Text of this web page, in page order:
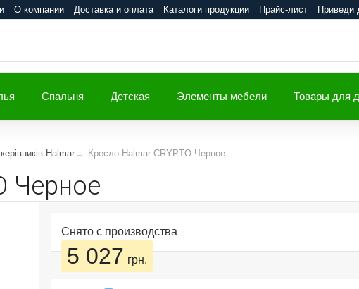
О компании Доставка и оплата Каталоги продукции Прайс-лист Приведи
Спальня Детская Элементы мебели Товары для
Halmar Кресло Halmar CRYPTO Черное
Черное
Снято с производства
5 027 грн.